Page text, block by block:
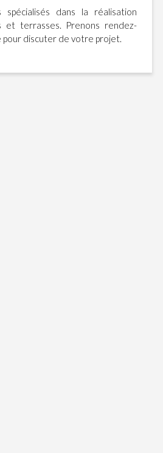
spécialisés dans la réalisation
et terrasses. Prenons rendez-
pour discuter de votre projet.